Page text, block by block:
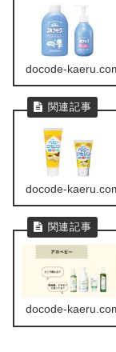
docode-
docode-
docode-